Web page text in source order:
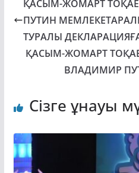
ҚАСЫМ-ЖОМАРТ
ПУТИН
ТУРАЛЫ
ҚАСЫМ-ЖОМАРТ
ВЛАДИМИР
Сізге ұнауы